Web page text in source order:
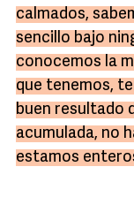
calmados,
sencillo bajo
conocemos la
que tenemos,
buen resultado
acumulada, no
estamos